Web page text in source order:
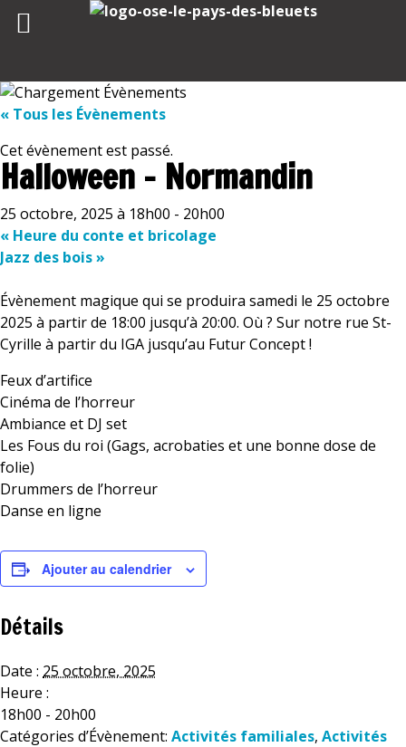
Skip
to
« Tous les Évènements
Cet évènement est passé.
Halloween – Normandin
25 octobre, 2025 à 18h00 - 20h00
« Heure du conte et bricolage
Jazz des bois»
Évènement magique qui se produira samedi le 25 octobre
2025 à partir de 18:00 jusqu’à 20:00. Où ? Sur notre rue St-
Cyrille à partir du IGA jusqu’au Futur Concept !
Feux d’artifice
Cinéma de l’horreur
Ambiance et DJ set
Les Fous du roi (Gags, acrobaties et une bonne dose de
folie)
Drummers de l’horreur
Danse en ligne
Ajouter au calendrier
Détails
Date : 25 octobre, 2025
Heure :
18h00 - 20h00
Catégories d’Évènement: Activités familiales, Activités